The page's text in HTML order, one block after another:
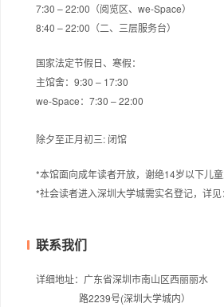
7:30 – 22:00（阅览区、we-Space）
8:40 – 22:00（二、三层服务台）
国家法定节假日、寒假：
主馆舍：9:30 – 17:30
we-Space：7:30 – 22:00
除夕至正月初三: 闭馆
*本馆面向成年读者开放，谢绝14岁以下儿童
*社会读者进入深圳大学城需实名登记，详见
联系我们
详细地址：广东省深圳市南山区西丽丽水
路2239号(深圳大学城内）